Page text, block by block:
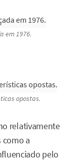
em 1976.
opostas.
relativamente
a
pelo